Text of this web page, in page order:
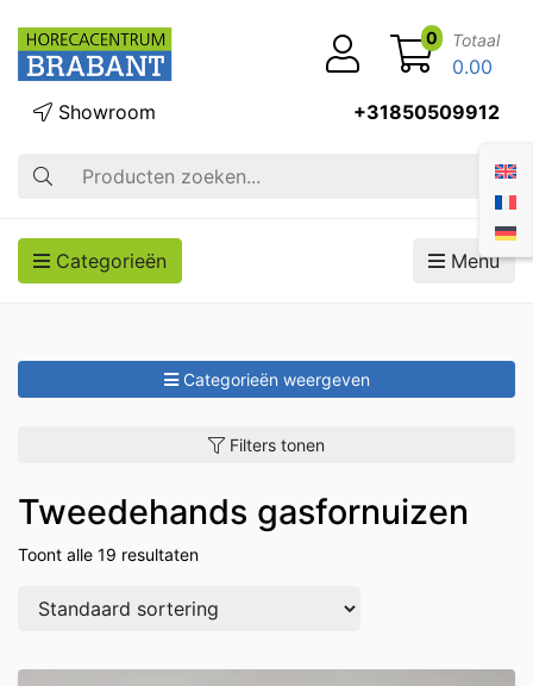
Zoek op
Showroom +31850509912
0 Totaal
0.00
Categorieën Menu
Categorieën weergeven
Filters tonen
Tweedehands gasfornuizen
Toont alle 19 resultaten